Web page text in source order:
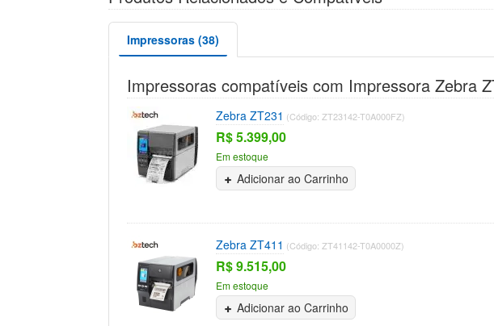
Impressoras (38)
Impressoras compatíveis com Impressora Zebra
Zebra ZT231 (Código: ZT23142-T0A000FZ)
R$ 5.399,00
Em estoque
Adicionar ao Carrinho
Zebra ZT411 (Código: ZT41142-T0A0000Z)
R$ 9.515,00
Em estoque
Adicionar ao Carrinho